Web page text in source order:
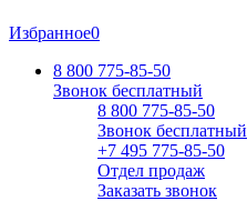
Избранное0
8 800 775-85-50
Звонок бесплатный
8 800 775-85-50
Звонок бесплатный
+7 495 775-85-50
Отдел продаж
Заказать звонок